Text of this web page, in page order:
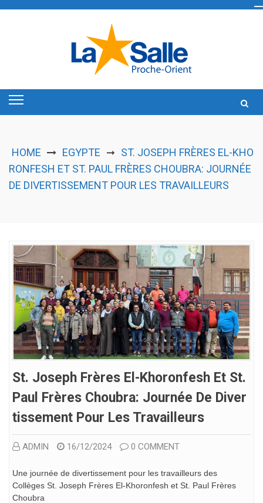
HOME EGYPTE ➞ ST. JOSEPH FRÈRES EL-KHO
RONFESH ET ST. PAUL FRÈRES CHOUBRA: JOURNÉE
DE DIVERTISSEMENT POUR LES TRAVAILLEURS
St. Joseph Frères El-Khoronfesh Et St.
Paul Frères Choubra: Journée De Diver
Tissement Pour Les Travailleurs
ADMIN 16/12/2024 0 COMMENT
Une journée de divertissement pour les travailleurs des
Collèges St. Joseph Frères El-Khoronfesh et St. Paul Frères
Choubra